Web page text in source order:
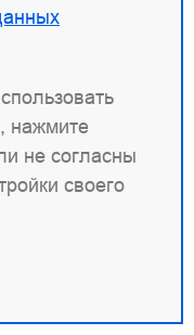
бинарных файлов
причинам, Angie
в журнал
( failed
нажмите
не согласны
своего